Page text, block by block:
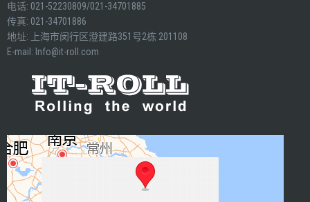
电话: 021-52230809/021-34701885
传真: 021-34701886
地址: 上海市闵行区澄建路351号2栋 201108
E-mail: Info@it-roll.com